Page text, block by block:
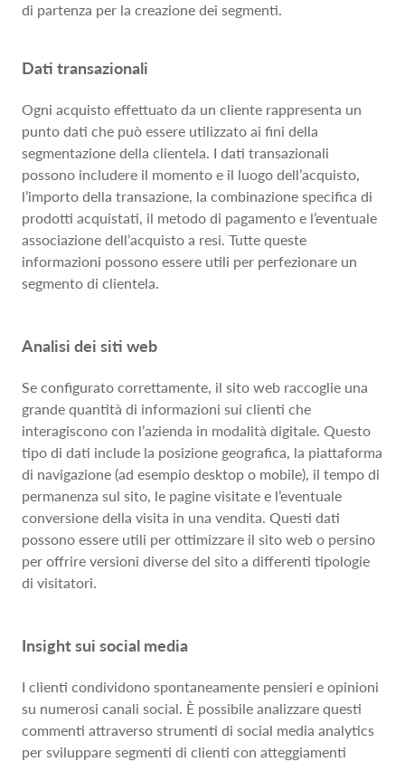
di partenza per la creazione dei segmenti.
Dati transazionali
Ogni acquisto effettuato da un cliente rappresenta un
punto dati che può essere utilizzato ai fini della
segmentazione della clientela. I dati transazionali
possono includere il momento e il luogo dell’acquisto,
l’importo della transazione, la combinazione specifica di
prodotti acquistati, il metodo di pagamento e l’eventuale
associazione dell’acquisto a resi. Tutte queste
informazioni possono essere utili per perfezionare un
segmento di clientela.
Analisi dei siti web
Se configurato correttamente, il sito web raccoglie una
grande quantità di informazioni sui clienti che
interagiscono con l’azienda in modalità digitale. Questo
tipo di dati include la posizione geografica, la piattaforma
di navigazione (ad esempio desktop o mobile), il tempo di
permanenza sul sito, le pagine visitate e l’eventuale
conversione della visita in una vendita. Questi dati
possono essere utili per ottimizzare il sito web o persino
per offrire versioni diverse del sito a differenti tipologie
di visitatori.
Insight sui social media
I clienti condividono spontaneamente pensieri e opinioni
su numerosi canali social. È possibile analizzare questi
commenti attraverso strumenti di social media analytics
per sviluppare segmenti di clienti con atteggiamenti